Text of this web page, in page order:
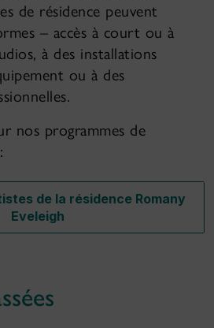
de résidence peuvent
– accès à court ou à
à des installations
ou à des
nos programmes de
de la résidence Romany
Eveleigh